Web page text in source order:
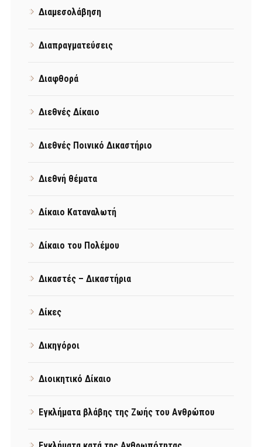
Διαμεσολάβηση
Διαπραγματεύσεις
Διαφθορά
Διεθνές Δίκαιο
Διεθνές Ποινικό Δικαστήριο
Διεθνή θέματα
Δίκαιο Καταναλωτή
Δίκαιο του Πολέμου
Δικαστές – Δικαστήρια
Δίκες
Δικηγόροι
Διοικητικό Δίκαιο
Εγκλήματα βλάβης της Ζωής του Ανθρώπου